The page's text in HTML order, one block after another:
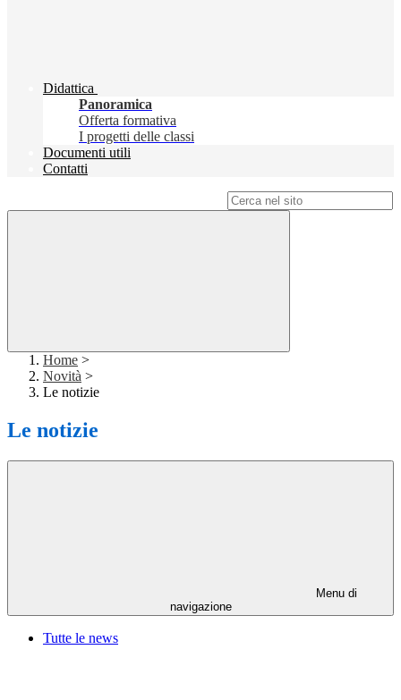
Didattica
Panoramica
Offerta formativa
I progetti delle classi
Documenti utili
Contatti
Home >
Novità >
Le notizie
Le notizie
Menu di
navigazione
Tutte le news